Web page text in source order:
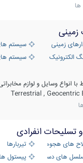
زمینی
سیستم های
سیستم های
انواع وسایل و لوازم مخابراتی
Terrestrial ,
انفرادی
های هجومی
تیربارها
های دستی
پیستول ها و